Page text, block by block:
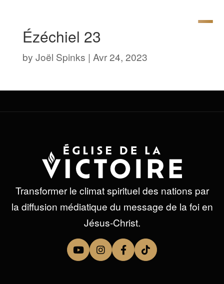
Ézéchiel 23
by Joël Spinks | Avr 24, 2023
Transformer le climat spirituel des nations par
la diffusion médiatique du message de la foi en
Jésus-Christ.